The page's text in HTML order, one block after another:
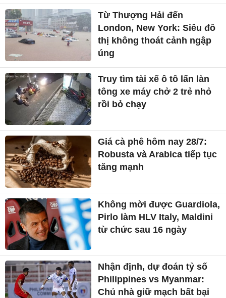
Từ Thượng Hải đến
London, New York: Siêu đô
thị không thoát cảnh ngập
úng
Truy tìm tài xế ô tô lấn làn
tông xe máy chở 2 trẻ nhỏ
rồi bỏ chạy
Giá cà phê hôm nay 28/7:
Robusta và Arabica tiếp tục
tăng mạnh
Không mời được Guardiola,
Pirlo làm HLV Italy, Maldini
từ chức sau 16 ngày
Nhận định, dự đoán tỷ số
Philippines vs Myanmar:
Chủ nhà giữ mạch bất bại